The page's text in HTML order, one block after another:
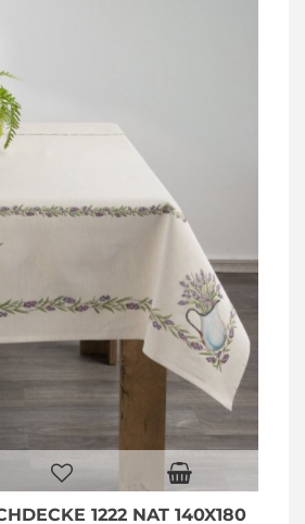
1222 NAT 140X180